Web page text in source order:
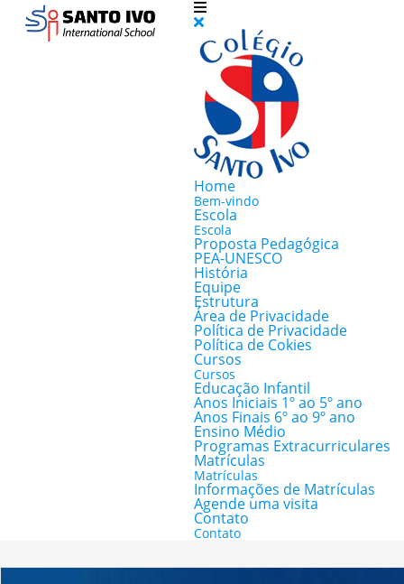
Home
Bem-vindo
Escola
Escola
Proposta Pedagógica
PEA-UNESCO
História
Equipe
Estrutura
Área de Privacidade
Política de Privacidade
Política de Cokies
Cursos
Cursos
Educação Infantil
Anos Iniciais 1º ao 5º ano
Anos Finais 6º ao 9º ano
Ensino Médio
Programas Extracurriculares
Matrículas
Matrículas
Informações de Matrículas
Agende uma visita
Contato
Contato